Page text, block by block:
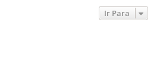
Ir Para